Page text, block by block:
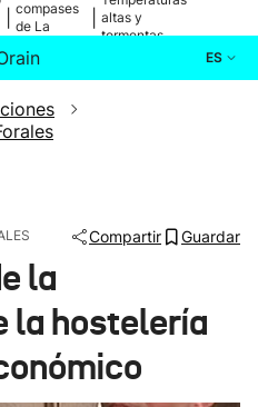
compases
de La
altas y
tormentas
ES
Compartir Guardar
la
la hostelería